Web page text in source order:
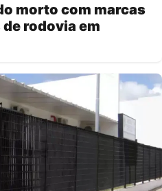
morto com marcas
rodovia em